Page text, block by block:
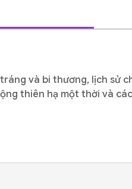
và bi thương, lịch sử
thiên hạ một thời và